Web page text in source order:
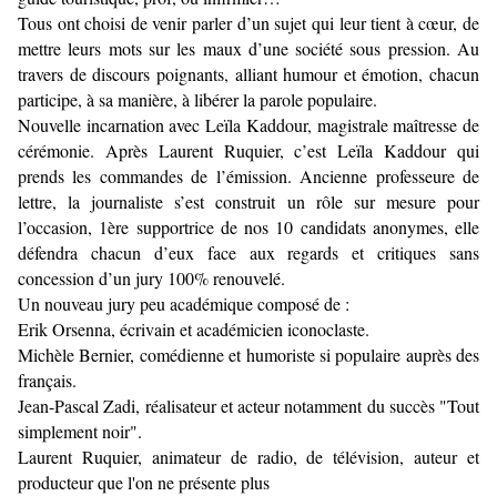
Tous ont choisi de venir parler d’un sujet qui leur tient à cœur, de
mettre leurs mots sur les maux d’une société sous pression. Au
travers de discours poignants, alliant humour et émotion, chacun
participe, à sa manière, à libérer la parole populaire.
Nouvelle incarnation avec Leïla Kaddour, magistrale maîtresse de
cérémonie. Après Laurent Ruquier, c’est Leïla Kaddour qui
prends les commandes de l’émission. Ancienne professeure de
lettre, la journaliste s’est construit un rôle sur mesure pour
l’occasion, 1ère supportrice de nos 10 candidats anonymes, elle
défendra chacun d’eux face aux regards et critiques sans
concession d’un jury 100% renouvelé.
Un nouveau jury peu académique composé de :
Erik Orsenna, écrivain et académicien iconoclaste.
Michèle Bernier, comédienne et humoriste si populaire auprès des
français.
Jean-Pascal Zadi, réalisateur et acteur notamment du succès "Tout
simplement noir".
Laurent Ruquier, animateur de radio, de télévision, auteur et
producteur que l'on ne présente plus